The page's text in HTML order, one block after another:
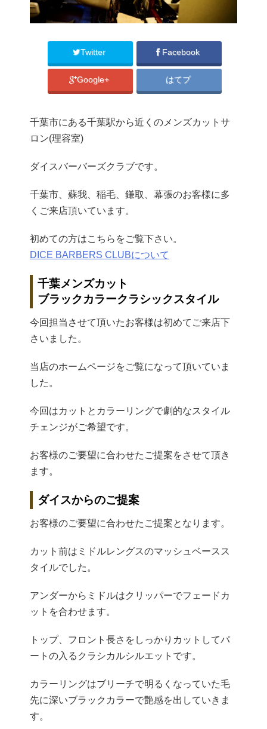
Twitter Facebook
Google+ はてブ
千葉市にある千葉駅から近くのメンズカットサ
ロン(理容室)
ダイスバーバーズクラブです。
千葉市、蘇我、稲毛、鎌取、幕張のお客様に多
くご来店頂いています。
初めての方はこちらをご覧下さい。
DICE BARBERS CLUBについて
千葉メンズカット
ブラックカラークラシックスタイル
今回担当させて頂いたお客様は初めてご来店下
さいました。
当店のホームページをご覧になって頂いていま
した。
今回はカットとカラーリングで劇的なスタイル
チェンジがご希望です。
お客様のご要望に合わせたご提案をさせて頂き
ます。
ダイスからのご提案
お客様のご要望に合わせたご提案となります。
カット前はミドルレングスのマッシュベースス
タイルでした。
アンダーからミドルはクリッパーでフェードカ
ットを合わせます。
トップ、フロント長さをしっかりカットしてパ
ートの入るクラシカルシルエットです。
カラーリングはブリーチで明るくなっていた毛
先に深いブラックカラーで艶感を出していきま
す。